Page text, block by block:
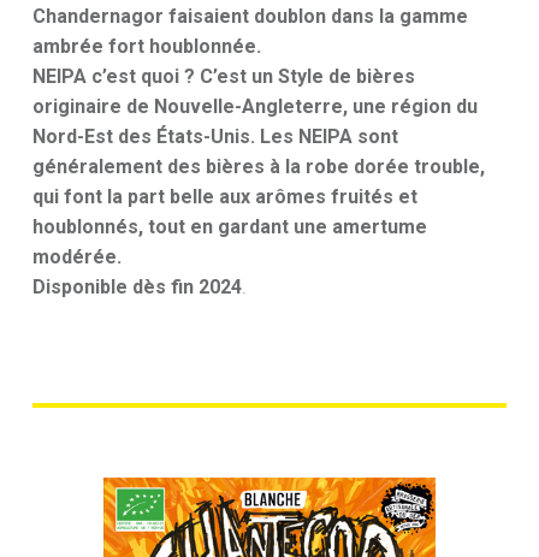
Chandernagor faisaient doublon dans la gamme
ambrée fort houblonnée.
NEIPA c’est quoi ? C’est un Style de bières
originaire de Nouvelle-Angleterre, une région du
Nord-Est des États-Unis. Les NEIPA sont
généralement des bières à la robe dorée trouble,
qui font la part belle aux arômes fruités et
houblonnés, tout en gardant une amertume
modérée.
Disponible dès fin 2024.